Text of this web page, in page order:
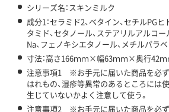
シリーズ名：スキンミルク
成分1：セラミド2、ベタイン、セチルPG
タミド、セタノール、ステアリルアルコー
Na、フェノキシエタノール、メチルパラベ
寸法：高さ166ｍｍ×幅63ｍｍ×奥行42ｍ
注意事項1 ※お手元に届いた商品を必ず
はれもの、湿疹等異常のあるところには
生じていないかよく注意して使う。
注意事項2 ※お手元に届いた商品を必ず